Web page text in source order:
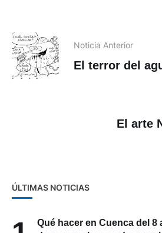
Noticia Anterior
El terror del
El arte
ÚLTIMAS NOTICIAS
Qué hacer en Cuenca del 8